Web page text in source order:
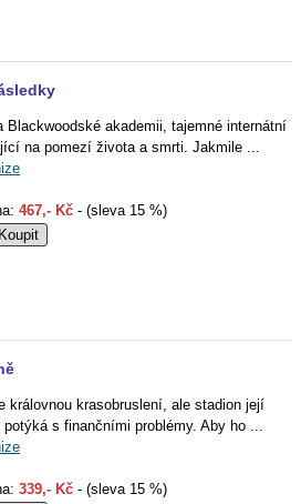
Blackwoodské akademii, tajemné internátní
na pomezí života a smrti. Jakmile ...
467,- Kč - (sleva 15 %)
královnou krasobruslení, ale stadion její
potýká s finančními problémy. Aby ho ...
339,- Kč - (sleva 15 %)